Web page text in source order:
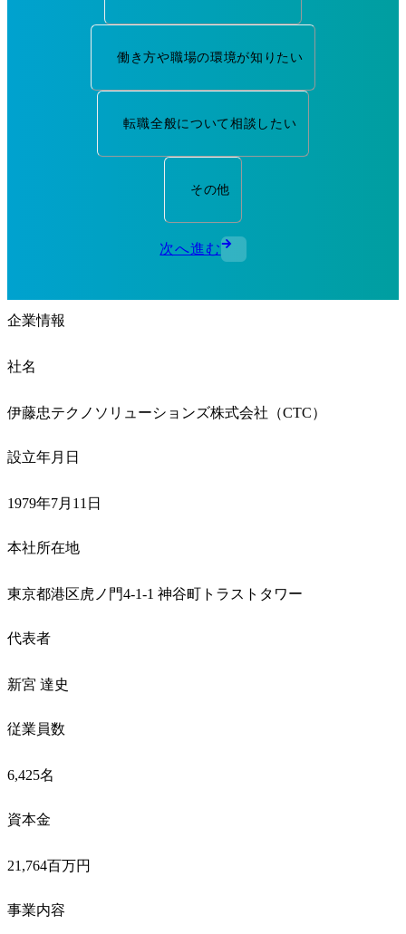
働き方や職場の環境が知りたい
転職全般について相談したい
その他
次へ進む
企業情報
社名
伊藤忠テクノソリューションズ株式会社（CTC）
設立年月日
1979年7月11日
本社所在地
東京都港区虎ノ門4-1-1 神谷町トラストタワー
代表者
新宮 達史
従業員数
6,425名
資本金
21,764百万円
事業内容